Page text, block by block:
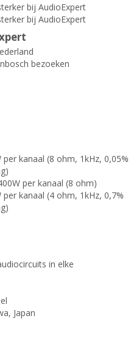
bij AudioExpert
bij AudioExpert
bezoeken
kanaal (8 ohm, 1kHz, 0,05%
per kanaal (8 ohm)
kanaal (4 ohm, 1kHz, 0,7%
in elke
Japan